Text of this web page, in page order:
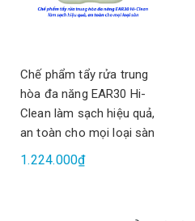
Chế phẩm tẩy rửa trung
hòa đa năng EAR30 Hi-
Clean làm sạch hiệu quả,
an toàn cho mọi loại sàn
1.224.000₫